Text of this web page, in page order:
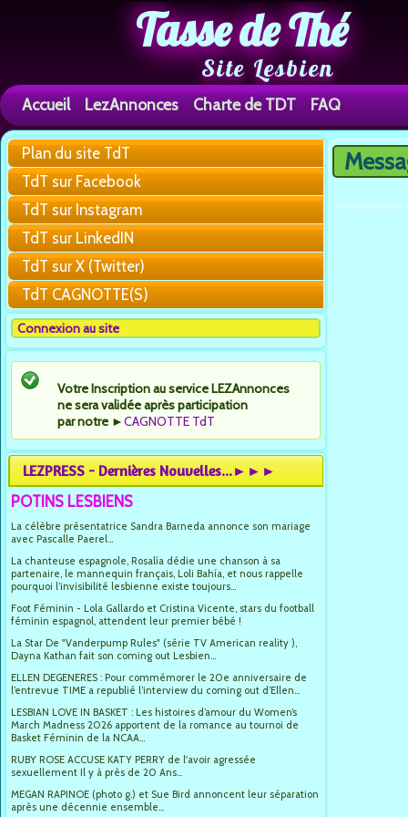
Tasse de Thé
Site Lesbien
Accueil LezAnnonces Charte de TDT FAQ
Plan du site TdT
TdT sur Facebook
TdT sur Instagram
TdT sur LinkedIN
TdT sur X (Twitter)
TdT CAGNOTTE(S)
Connexion au site
Votre Inscription au service LEZAnnonces
ne sera validée après participation
par notre ►CAGNOTTE TdT
LEZPRESS - Dernières Nouvelles...►►►
POTINS LESBIENS
La célèbre présentatrice Sandra Barneda annonce son mariage
avec Pascalle Paerel...
La chanteuse espagnole, Rosalía dédie une chanson à sa
partenaire, le mannequin français, Loli Bahía, et nous rappelle
pourquoi l’invisibilité lesbienne existe toujours...
Foot Féminin - Lola Gallardo et Cristina Vicente, stars du football
féminin espagnol, attendent leur premier bébé !
La Star De "Vanderpump Rules" (série TV American reality ),
Dayna Kathan fait son coming out Lesbien...
ELLEN DEGENERES : Pour commémorer le 20e anniversaire de
l’entrevue TIME a republié l’interview du coming out d’Ellen...
LESBIAN LOVE IN BASKET : Les histoires d’amour du Women’s
March Madness 2026 apportent de la romance au tournoi de
Basket Féminin de la NCAA...
RUBY ROSE ACCUSE KATY PERRY de l'avoir agressée
sexuellement Il y à près de 20 Ans...
MEGAN RAPINOE (photo g.) et Sue Bird annoncent leur séparation
après une décennie ensemble...
You are